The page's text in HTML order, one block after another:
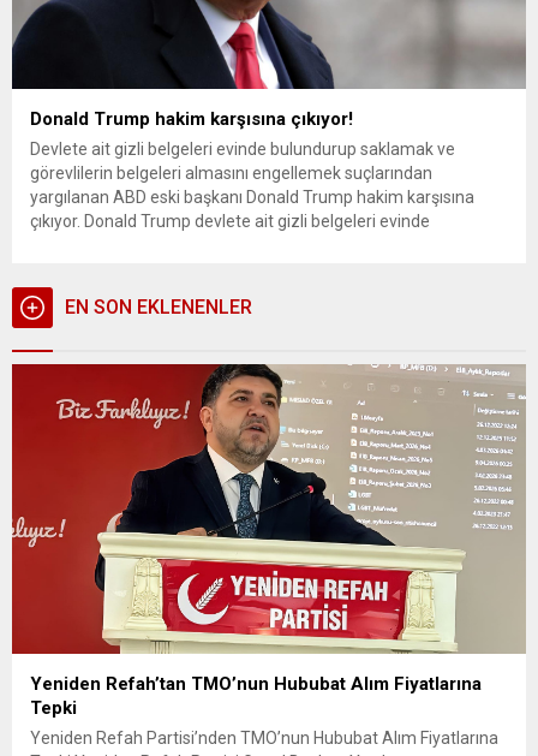
Donald Trump hakim karşısına çıkıyor!
Devlete ait gizli belgeleri evinde bulundurup saklamak ve
görevlilerin belgeleri almasını engellemek suçlarından
yargılanan ABD eski başkanı Donald Trump hakim karşısına
çıkıyor. Donald Trump devlete ait gizli belgeleri evinde
sayfalık iddianameye göre Trump, Beyaz Saray’daki
görevinden...
EN SON EKLENENLER
Yeniden Refah’tan TMO’nun Hububat Alım Fiyatlarına
Tepki
Yeniden Refah Partisi’nden TMO’nun Hububat Alım Fiyatlarına